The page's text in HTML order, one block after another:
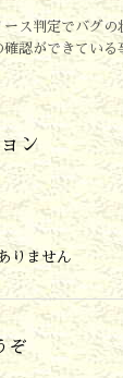
ース判定でバグ
確認ができている
ン
りません
ぞ